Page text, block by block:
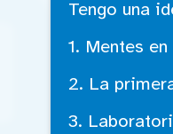
Tengo una
1. Mentes
2. La
3.